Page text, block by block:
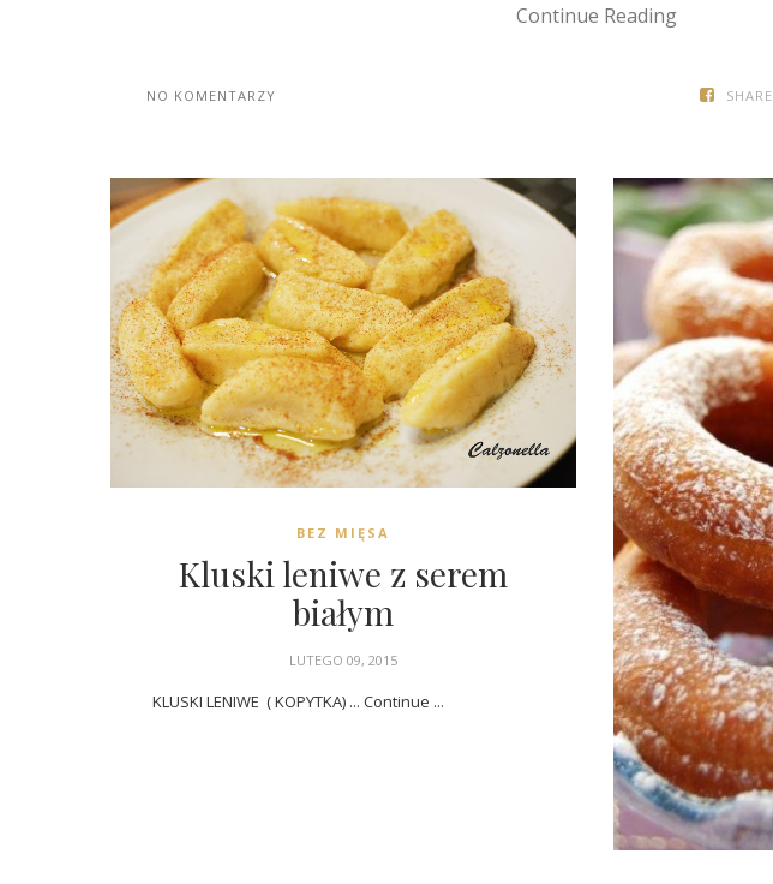
Continue Reading
SHARE
NO KOMENTARZY
BEZ MIĘSA
Kluski leniwe z serem
białym
LUTEGO 09, 2015
KLUSKI LENIWE ( KOPYTKA) ... Continue ...